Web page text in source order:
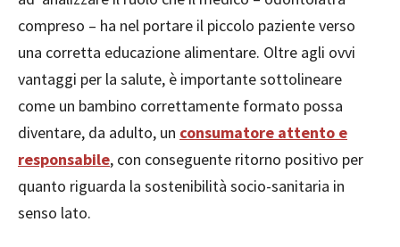
compreso – ha nel portare il piccolo paziente verso
una corretta educazione alimentare. Oltre agli ovvi
vantaggi per la salute, è importante sottolineare
come un bambino correttamente formato possa
diventare, da adulto, un consumatore attento e
responsabile, con conseguente ritorno positivo per
quanto riguarda la sostenibilità socio-sanitaria in
senso lato.